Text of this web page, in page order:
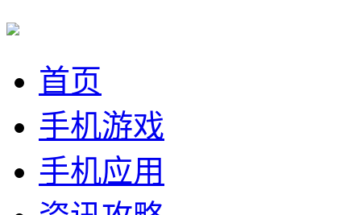
首页
手机游戏
手机应用